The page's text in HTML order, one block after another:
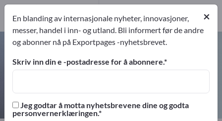
pH-målere – finn produsenter og
leverandører
4
4
×
En blanding av internasjonale nyheter, innovasjoner,
messer, handel i inn- og utland. Bli informert før de andre
og abonner nå på Exportpages -nyhetsbrevet.
Skriv inn din e -postadresse for å abonnere.
Jeg godtar å motta nyhetsbrevene dine og godta
personvernerklæringen.